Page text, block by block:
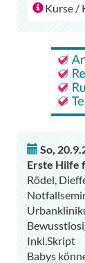
Kurse /
So,
Erste Hilfe
Rödel,
Inkl.Skript
Babys